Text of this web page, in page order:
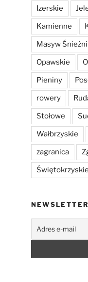
Izerskie
Kamienne
Masyw
Opawskie
Pieniny
rowery
Stołowe
Wałbrzyskie
zagranica
Świętokrzyskie
NEWSLETTER